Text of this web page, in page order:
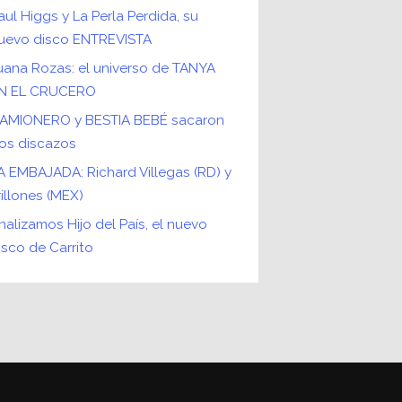
Higgs y La Perla Perdida, su
disco ENTREVISTA
Rozas: el universo de TANYA
EL CRUCERO
y BESTIA BEBÉ sacaron
discazos
EMBAJADA: Richard Villegas (RD) y
(MEX)
Hijo del País, el nuevo
de Carrito